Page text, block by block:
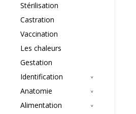
Stérilisation
Castration
Vaccination
Les chaleurs
Gestation
Identification
Anatomie
Alimentation